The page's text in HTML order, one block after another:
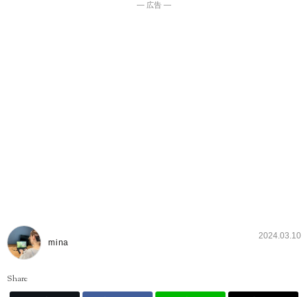
― 広告 ―
mina
2024.03.10
Share